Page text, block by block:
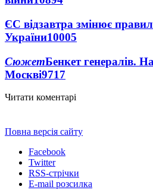
ЄС відзавтра змінює
України10005
СюжетБенкет генералів.
Москві9717
Читати коментарі
Повна версія сайту
Facebook
Twitter
RSS-стрічки
E-mail розсилка